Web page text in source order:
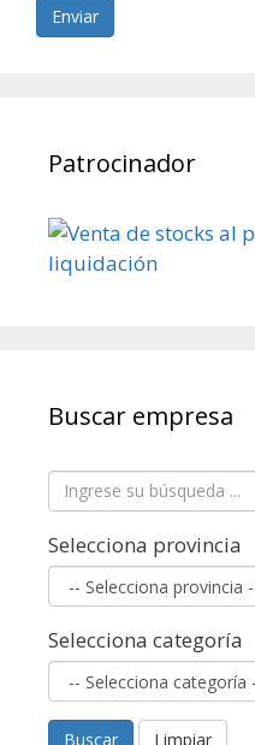
Enviar
Patrocinador
Buscar empresa
Selecciona provincia
Selecciona categoría
Buscar Limpiar